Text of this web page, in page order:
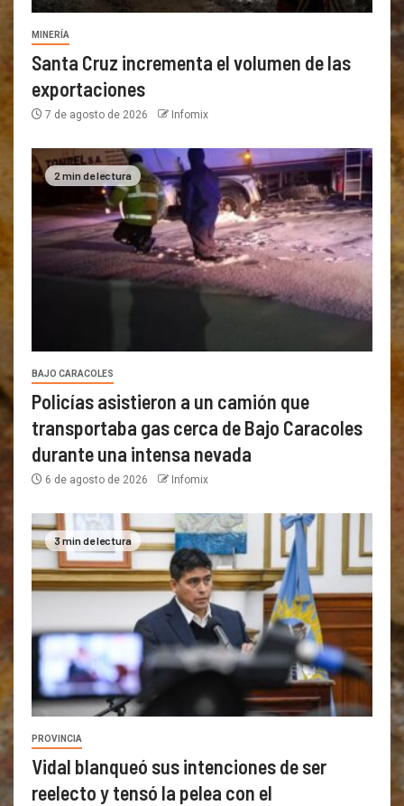
MINERÍA
Santa Cruz incrementa el volumen de las
exportaciones
7 de agosto de 2026 Infomix
2 min de lectura
BAJO CARACOLES
Policías asistieron a un camión que
transportaba gas cerca de Bajo Caracoles
durante una intensa nevada
6 de agosto de 2026 Infomix
3 min de lectura
PROVINCIA
Vidal blanqueó sus intenciones de ser
reelecto y tensó la pelea con el